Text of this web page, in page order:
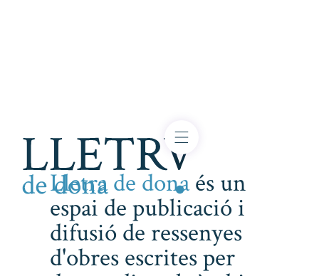
Lletra de donaés un
espai de publicació i
difusió de ressenyes
d'obres escrites per